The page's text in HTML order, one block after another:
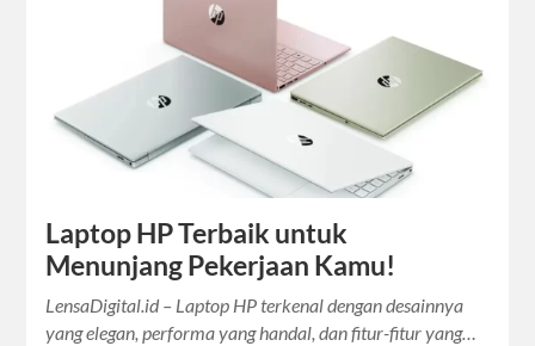
Laptop HP Terbaik untuk
Menunjang Pekerjaan Kamu!
LensaDigital.id – Laptop HP terkenal dengan desainnya
yang elegan, performa yang handal, dan fitur-fitur yang…